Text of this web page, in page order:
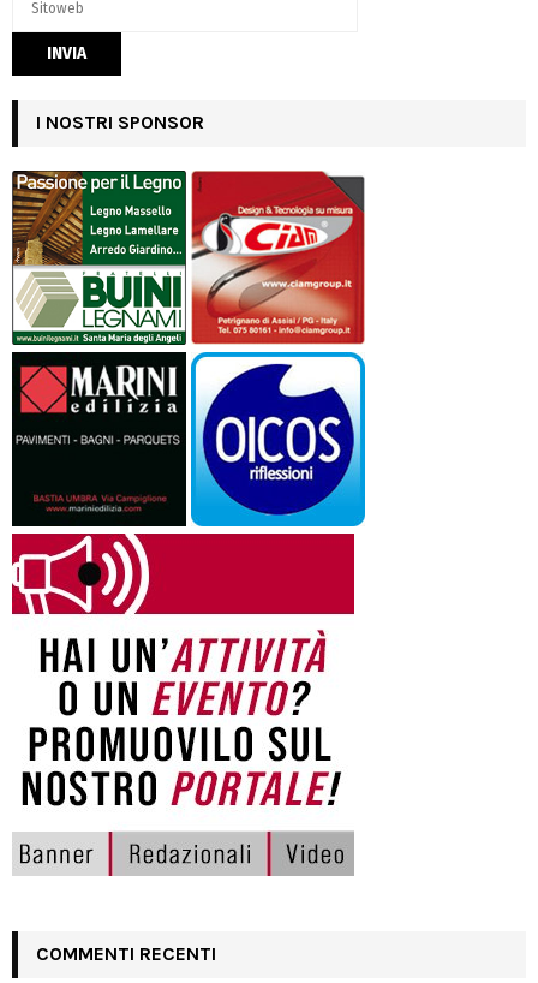
I NOSTRI SPONSOR
COMMENTI RECENTI